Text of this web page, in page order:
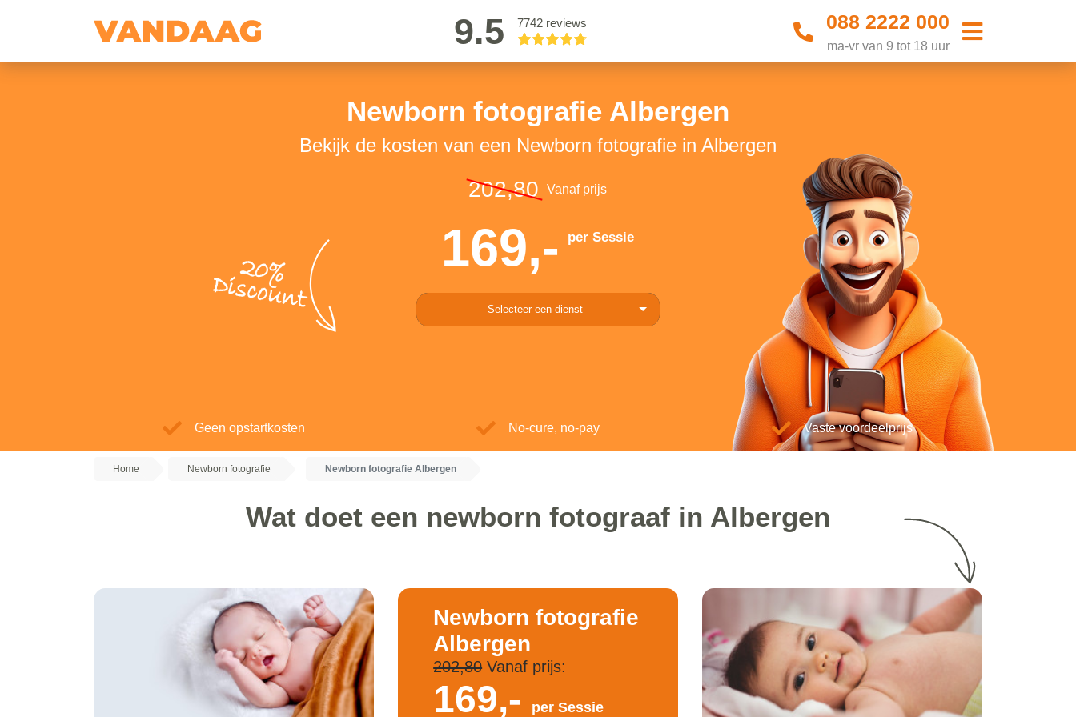
9.5 7742 reviews 088 2222 000
ma-vr van 9 tot 18 uur
Newborn fotografie Albergen
Bekijk de kosten van een Newborn fotografie in Albergen
20%
Discount
202,80 Vanaf prijs
169,- per Sessie
Selecteer een dienst
Geen opstartkosten No-cure, no-pay Vaste voordeelprijs
Home Newborn fotografie Newborn fotografie Albergen
Wat doet een newborn fotograaf in Albergen
Newborn fotografie
Albergen
202,80Vanaf prijs:
169,- per Sessie